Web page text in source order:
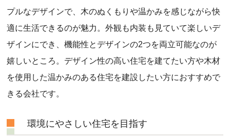
プルなデザインで、木のぬくもりや温かみを感じながら快
適に生活できるのが魅力。外観も内装も見ていて楽しいデ
ザインにでき、機能性とデザインの2つを両立可能なのが
嬉しいところ。デザイン性の高い住宅を建てたい方や木材
を使用した温かみのある住宅を建設したい方におすすめで
きる会社です。
環境にやさしい住宅を目指す